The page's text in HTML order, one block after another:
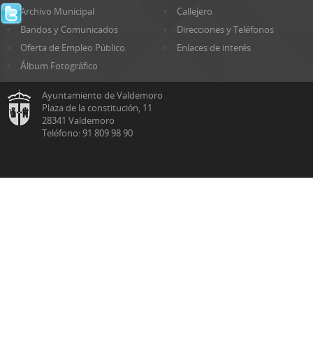
Archivo Municipal
Callejero
Bandos y Comunicados
Direcciones y Teléfonos
Oferta de Empleo Público
Enlaces de interés
Álbum Fotográfico
Ayuntamiento de Valdemoro
Plaza de la constitución, 11
28341 Valdemoro
Teléfono: 91 809 98 90